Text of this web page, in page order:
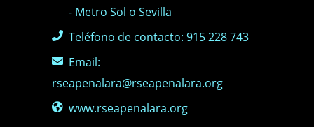
- Metro Sol o Sevilla
Teléfono de contacto: 915 228 743
Email:
rseapenalara@rseapenalara.org
www.rseapenalara.org